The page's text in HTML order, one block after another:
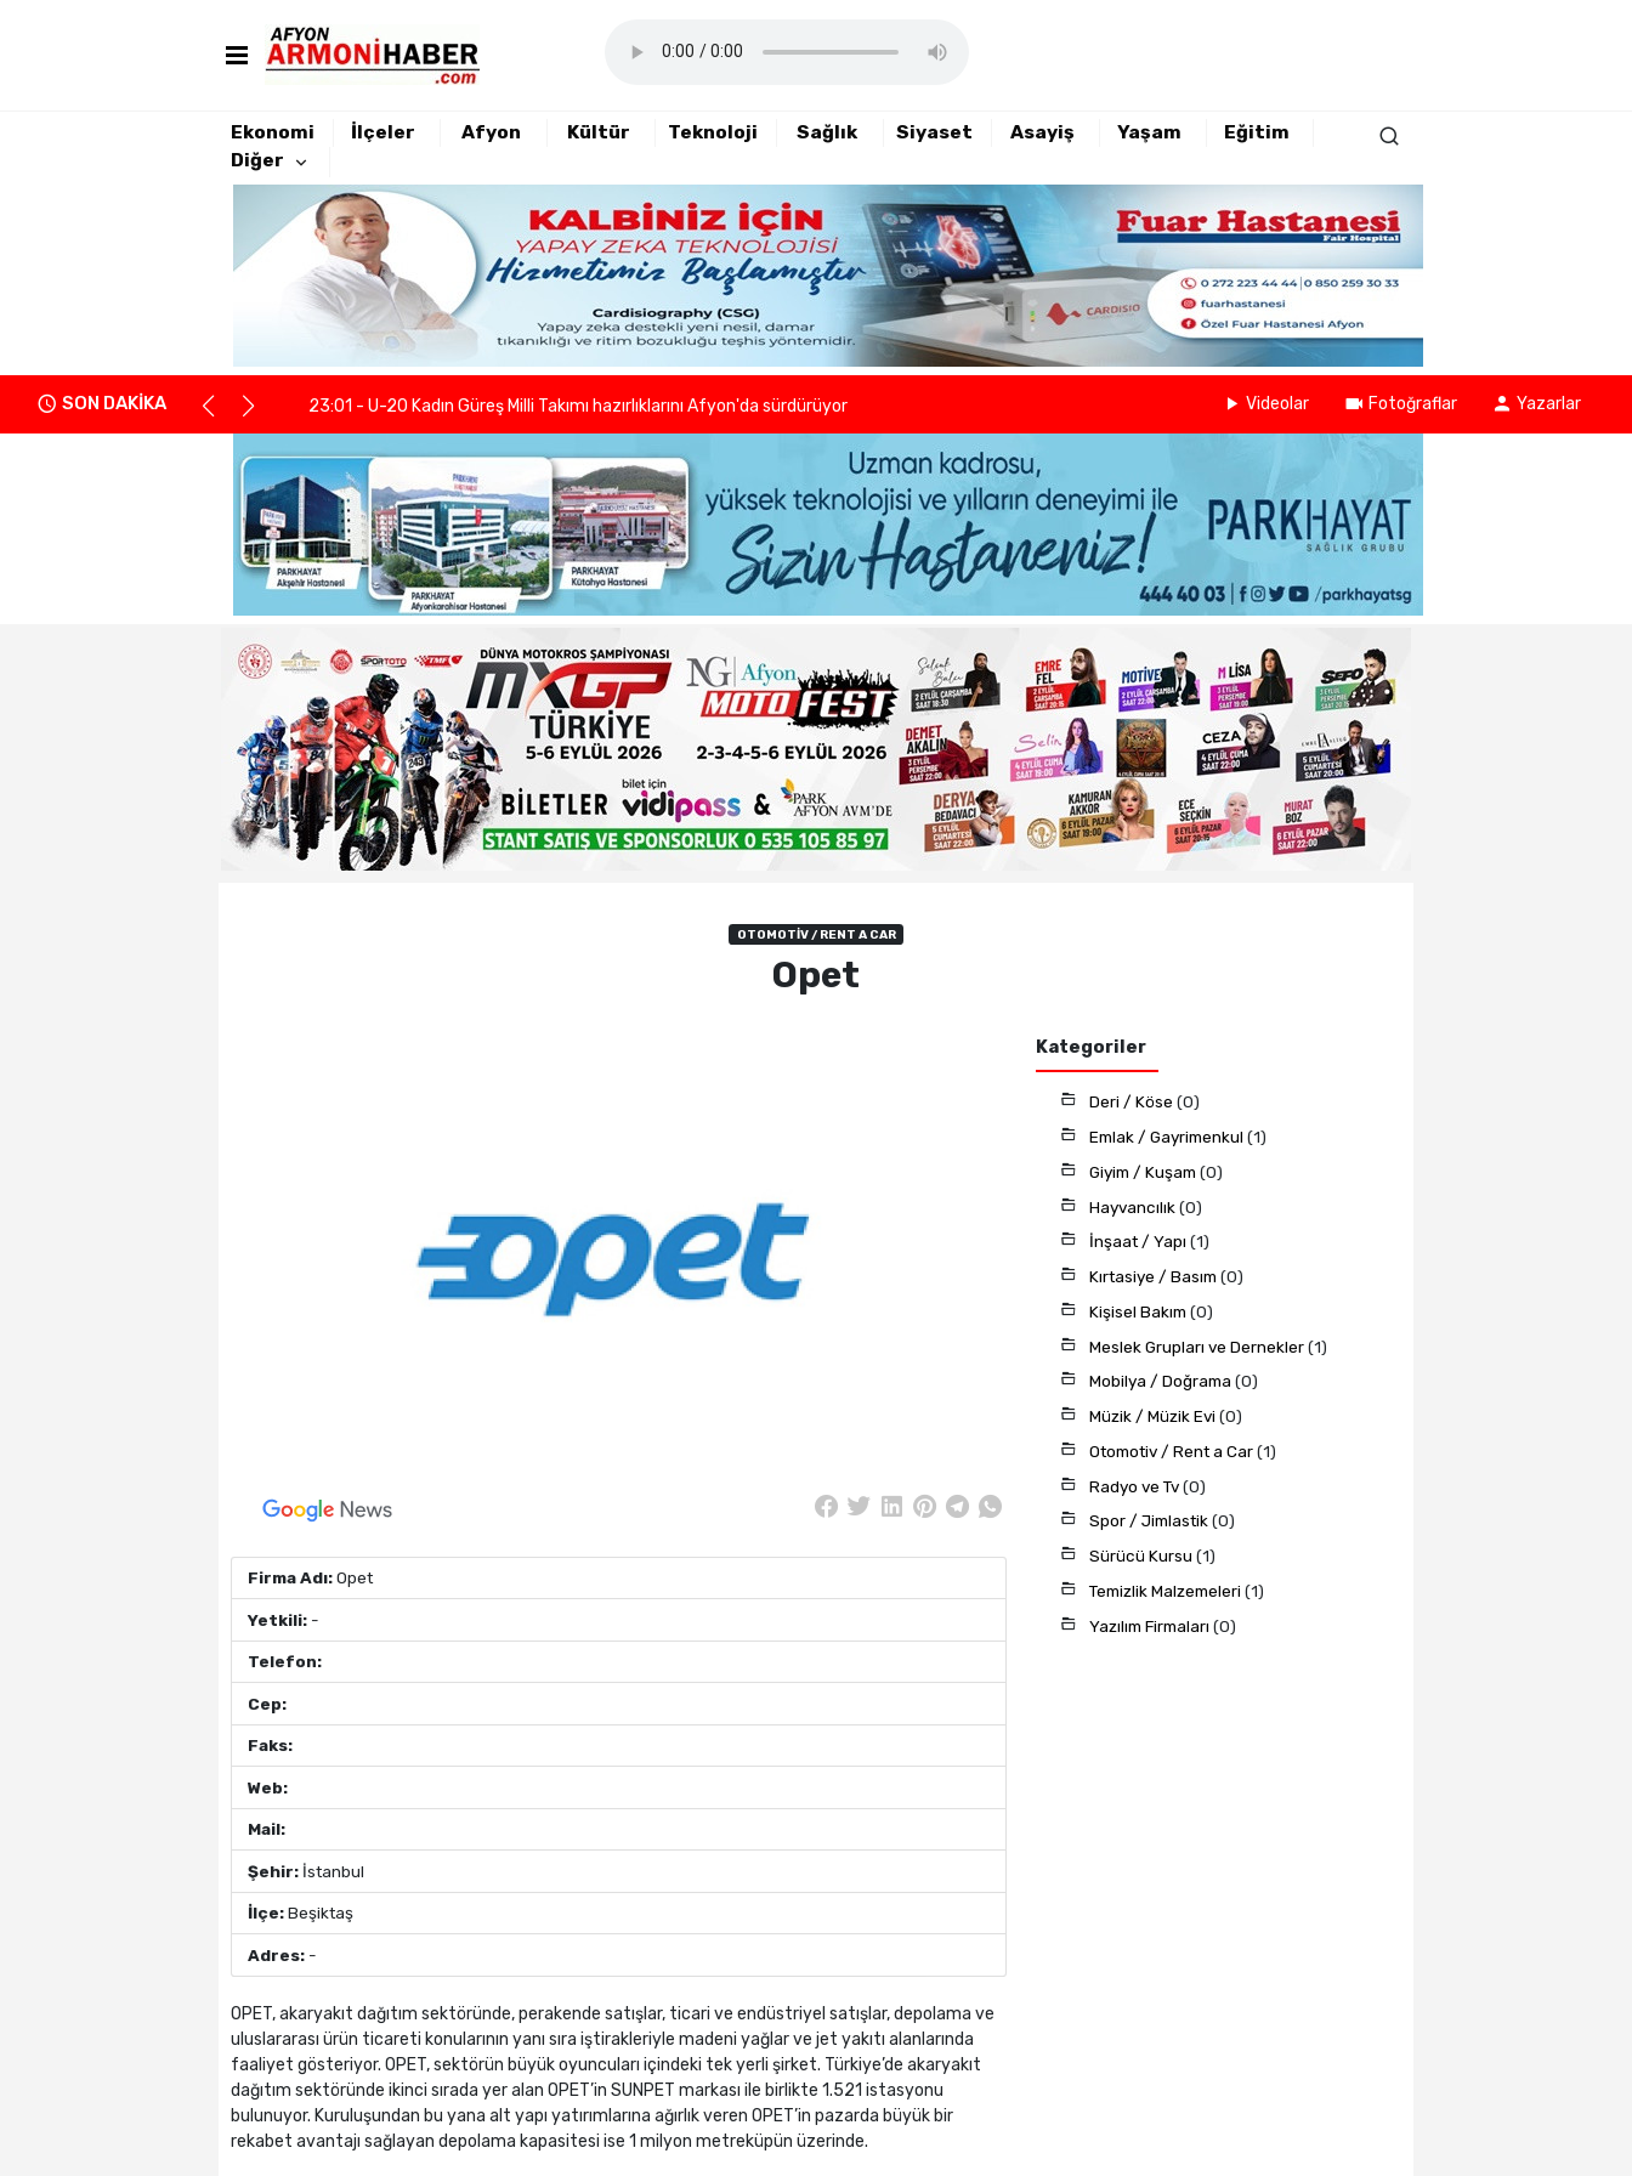
Ekonomi İlçeler Afyon Kültür Teknoloji Sağlık Siyaset Asayiş Yaşam
Eğitim
Diğer
SON DAKİKA
22:21 - Yeniden Refah Partisi haftalık basın açıklamasını yayımladı
23:08 - PARKHAYAT Hastanesi'nde sezon öncesi sağlık kontrolleri tamamlandı
23:04 - Afyonkarahisarlı berber ve kuaförlerden anlamlı hareket
23:01 - U-20 Kadın Güreş Milli Takımı hazırlıklarını Afyon'da sürdürüyor
22:55 - İGM Başkanı Siper: "Engelleri birlikte azaltıyoruz."
22:37 - Kentsel Dönüşümde yeni dönem başladı
22:29 - Adnan Başkan'dan ısınma sorunlarına kalıcı çözümler
22:26 - Badak ,Enver Paşa'nın şehadet yıldönümü sebebiyle bir mesajı yayımladı
22:21 - Yeniden Refah Partisi haftalık basın açıklamasını yayımladı
23:08 - PARKHAYAT Hastanesi'nde sezon öncesi sağlık kontrolleri tamamlandı
Videolar Fotoğraflar Yazarlar
OTOMOTIV / RENT A CAR
Opet
Firma Adı:Opet
Yetkili: -
Telefon:
Cep:
Faks:
Web:
Mail:
Şehir: İstanbul
İlçe:Beşiktaş
Adres: -
OPET, akaryakıt dağıtım sektöründe, perakende satışlar, ticari ve endüstriyel satışlar, depolama ve
uluslararası ürün ticareti konularının yanı sıra iştirakleriyle madeni yağlar ve jet yakıtı alanlarında
faaliyet gösteriyor. OPET, sektörün büyük oyuncuları içindeki tek yerli şirket. Türkiye’de akaryakıt
dağıtım sektöründe ikinci sırada yer alan OPET’in SUNPET markası ile birlikte 1.521 istasyonu
bulunuyor. Kuruluşundan bu yana alt yapı yatırımlarına ağırlık veren OPET’in pazarda büyük bir
rekabet avantajı sağlayan depolama kapasitesi ise 1 milyon metreküpün üzerinde.
Kategoriler
Deri / Köse (0)
Emlak / Gayrimenkul (1)
Giyim / Kuşam (0)
Hayvancılık(0)
İnşaat / Yapı (1)
Kırtasiye / Basım (0)
Kişisel Bakım (0)
Meslek Grupları ve Dernekler(1)
Mobilya / Doğrama (0)
Müzik / Müzik Evi (0)
Otomotiv / Rent a Car(1)
Radyo ve Tv(0)
Spor / Jimlastik(0)
Sürücü Kursu (1)
Temizlik Malzemeleri (1)
Yazılım Firmaları (0)